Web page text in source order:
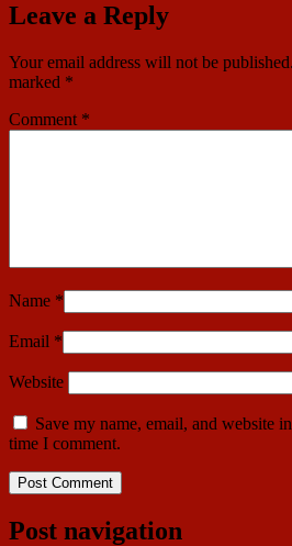
Leave a Reply
Your email address will not be published.
marked *
Comment *
Name *
Email *
Website
Save my name, email, and website
time I comment.
Post navigation